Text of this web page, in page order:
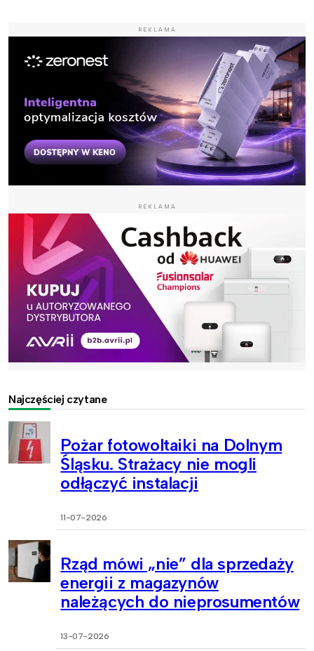
REKLAMA
REKLAMA
Najczęściej czytane
Pożar fotowoltaiki na Dolnym
Śląsku. Strażacy nie mogli
odłączyć instalacji
11-07-2026
Rząd mówi „nie” dla sprzedaży
energii z magazynów
należących do nieprosumentów
13-07-2026